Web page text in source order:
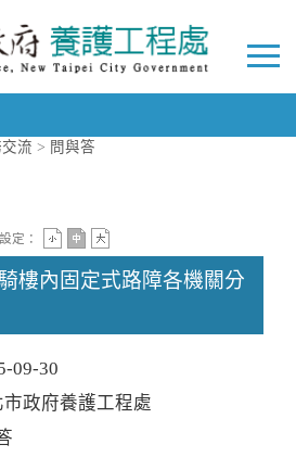
流 > 問與答
定：
樓內固定式路障各機關分
09-30
市政府養護工程處